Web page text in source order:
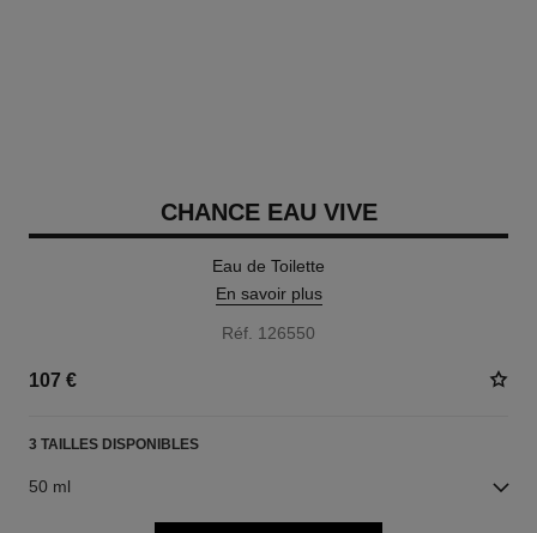
CHANCE EAU VIVE
Eau de Toilette
En savoir plus
Réf. 126550
107 €
3 TAILLES DISPONIBLES
50 ml